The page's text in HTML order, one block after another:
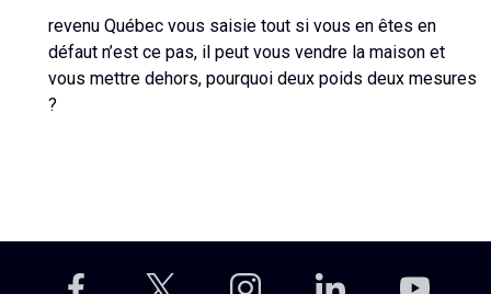
revenu Québec vous saisie tout si vous en êtes en
défaut n’est ce pas, il peut vous vendre la maison et
vous mettre dehors, pourquoi deux poids deux mesures
?